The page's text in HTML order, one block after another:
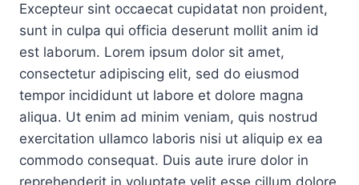
Excepteur sint occaecat cupidatat non proident,
sunt in culpa qui officia deserunt mollit anim id
est laborum. Lorem ipsum dolor sit amet,
consectetur adipiscing elit, sed do eiusmod
tempor incididunt ut labore et dolore magna
aliqua. Ut enim ad minim veniam, quis nostrud
exercitation ullamco laboris nisi ut aliquip ex ea
commodo consequat. Duis aute irure dolor in
reprehenderit in voluptate velit esse cillum dolore